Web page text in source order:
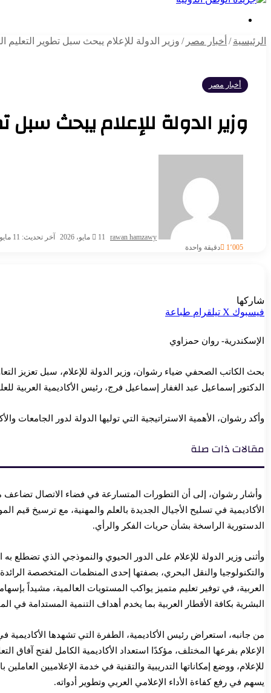
الرئيسية / أخبار مصر / وزير الدولة للإعلام يبحث سبل تطوير التعليم
أخبار مصر
وزير الدولة للإعلام يبحث سبل
rawan hamzawy 11 مايو، 2026
آخر تحديث: 11 مايو، 2026
1٬005
دقيقة واحدة
شاركها
فيسبوك ‫X تيلقرام طباعة
الإسكندرية- روان حمزاوي
بحث الكاتب الصحفي ضياء رشوان، وزير الدولة للإعلام، سبل تعزيز
الدكتور إسماعيل عبد الغفار إسماعيل فرج، رئيس الأكاديمية العربية
وأكد رشوان، الأهمية الاستراتيجية التي توليها الدولة لدور الجامعات
مقالات ذات صلة
وأشار رشوان، إلى أن التطورات المتسارعة في فضاء الاتصال
الأكاديمية في تسليح الأجيال الجديدة بالعلم والمهنية، مع ترسيخ قيم
الدستورية الراسخة بشأن حريات الفكر والرأي.
وأثنى وزير الدولة للإعلام على الدور الحيوي والنموذجي الذي تضطلع به
والتكنولوجيا والنقل البحري، بصفتها إحدى المنظمات المتخصصة
العربية، في توفير تعليم متميز يواكب المستويات العالمية، مشيداً
البشرية بكافة الأقطار العربية بما يخدم أهداف التنمية المستدامة في
من جانبه، استعراض رئيس الأكاديمية، الطفرة التي تشهدها
الإعلام بفرعها المختلف، مؤكدًا استعداد الأكاديمية الكامل لفتح آفاق
للإعلام، ووضع إمكاناتها التدريبية والتقنية في خدمة الإعلاميين
يسهم في رفع كفاءة الأداء الإعلامي العربي وتطوير أدواته.